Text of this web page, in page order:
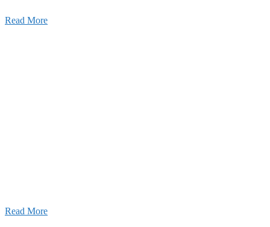
Read More
Read More